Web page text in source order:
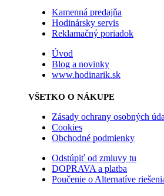
Kamenná predajňa
Hodinársky servis
Reklamačný poriadok
Úvod
Blog a novinky
www.hodinarik.sk
VŠETKO O NÁKUPE
Zásady ochrany osobných
Cookies
Obchodné podmienky
Odstúpiť od zmluvy tu
DOPRAVA a platba
Poučenie o Alternatíve